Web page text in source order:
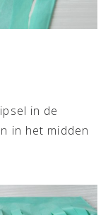
in de
in het midden